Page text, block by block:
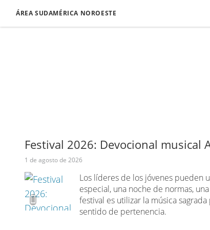
ÁREA SUDAMÉRICA NOROESTE
Festival 2026: Devocional musical
1 de agosto de 2026
Los líderes de los jóvenes pueden
especial, una noche de normas,
festival es utilizar la música
sentido de pertenencia.